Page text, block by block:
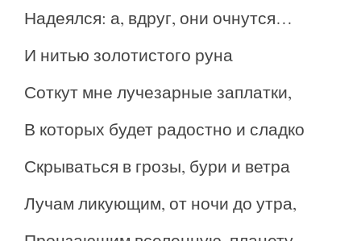
Надеялся: а, вдруг, они очнутся…
И нитью золотистого руна
Соткут мне лучезарные заплатки,
В которых будет радостно и сладко
Скрываться в грозы, бури и ветра
Лучам ликующим, от ночи до утра,